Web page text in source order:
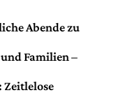
Abende zu
Familien –
Zeitlelose